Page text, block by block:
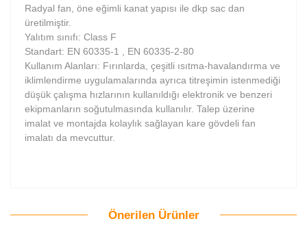
Radyal fan, öne eğimli kanat yapısı ile dkp sac dan
üretilmiştir.
Yalıtım sınıfı: Class F
Standart: EN 60335-1 , EN 60335-2-80
Kullanım Alanları: Fırınlarda, çeşitli ısıtma-havalandırma ve
iklimlendirme uygulamalarında ayrıca titreşimin istenmediği
düşük çalışma hızlarının kullanıldığı elektronik ve benzeri
ekipmanların soğutulmasında kullanılır. Talep üzerine
imalat ve montajda kolaylık sağlayan kare gövdeli fan
imalatı da mevcuttur.
Önerilen Ürünler